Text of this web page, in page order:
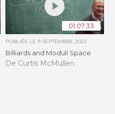
01:07:33
PUBLIÉE LE 9 SEPTEMBRE 2022
Billiards and Moduli Space
De Curtis McMullen